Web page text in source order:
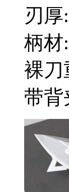
刃厚
柄材
裸刀
带背